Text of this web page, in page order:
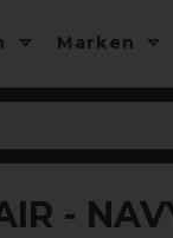
Marken
-